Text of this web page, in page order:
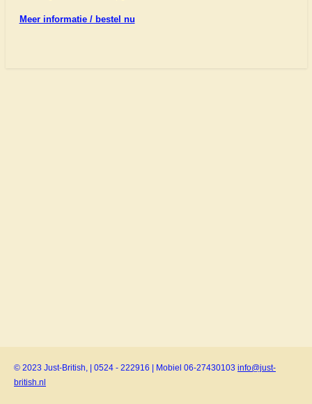
Meer informatie / bestel nu
© 2023 Just-British, | 0524 - 222916 | Mobiel 06-27430103 info@just-
british.nl